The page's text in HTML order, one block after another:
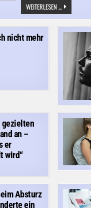
WEITERLESEN ... „DIE
JUSTIZ
IST
ZU
GEWISSEM
OLITISCH B
ESETZT, D
IGANTISCHES P
ROBLEM“, S
AGT S
IEGMUND
nicht mehr
gezielten
an –
er
wird“
Absturz
ein